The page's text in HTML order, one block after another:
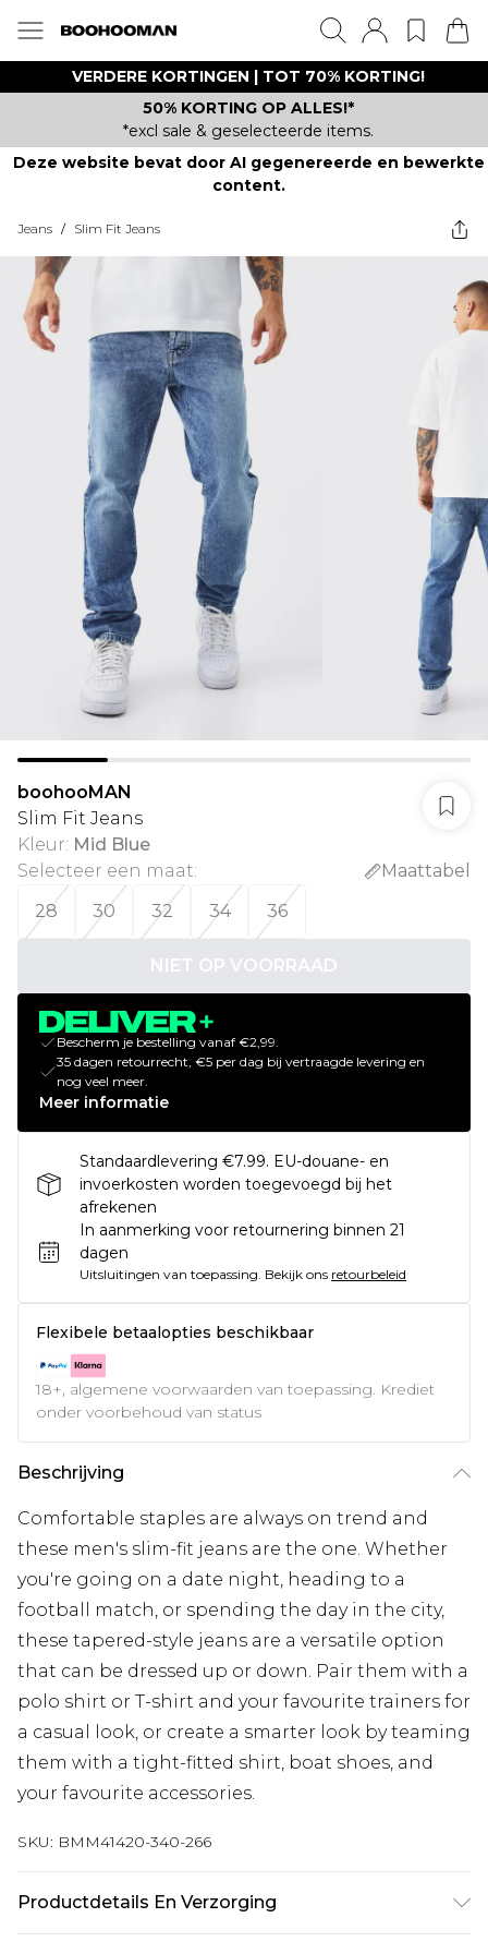
VERDERE KORTINGEN | TOT 70% KORTING!
50% KORTING OP ALLES!*
*excl sale & geselecteerde items.
Deze website bevat door AI gegenereerde en bewerkte
content.
Jeans / Slim Fit Jeans
boohooMAN
Slim Fit Jeans
Kleur: Mid Blue
Selecteer een maat:
Maattabel
28
30 32 34 36
NIET OP VOORRAAD
Bescherm je bestelling vanaf €2,99.
35 dagen retourrecht, €5 per dag bij vertraagde levering en
nog veel meer.
Meer informatie
Standaardlevering €7.99. EU-douane- en
invoerkosten worden toegevoegd bij het
afrekenen
In aanmerking voor retournering binnen 21
dagen
Uitsluitingen van toepassing. Bekijk ons retourbeleid
Flexibele betaalopties beschikbaar
18+, algemene voorwaarden van toepassing. Krediet
onder voorbehoud van status
Beschrijving
Comfortable staples are always on trend and
these men's slim-fit jeans are the one. Whether
you're going on a date night, heading to a
football match, or spending the day in the city,
these tapered-style jeans are a versatile option
that can be dressed up or down. Pair them with a
polo shirt or T-shirt and your favourite trainers for
a casual look, or create a smarter look by teaming
them with a tight-fitted shirt, boat shoes, and
your favourite accessories.
SKU: BMM41420-340-266
Productdetails En Verzorging